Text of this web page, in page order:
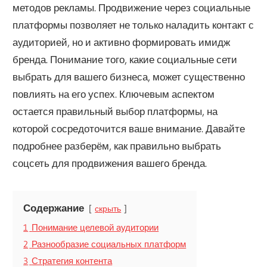
методов рекламы. Продвижение через социальные
платформы позволяет не только наладить контакт с
аудиторией, но и активно формировать имидж
бренда. Понимание того, какие социальные сети
выбрать для вашего бизнеса, может существенно
повлиять на его успех. Ключевым аспектом
остается правильный выбор платформы, на
которой сосредоточится ваше внимание. Давайте
подробнее разберём, как правильно выбрать
соцсеть для продвижения вашего бренда.
Содержание скрыть
1 Понимание целевой аудитории
2 Разнообразие социальных платформ
3 Стратегия контента